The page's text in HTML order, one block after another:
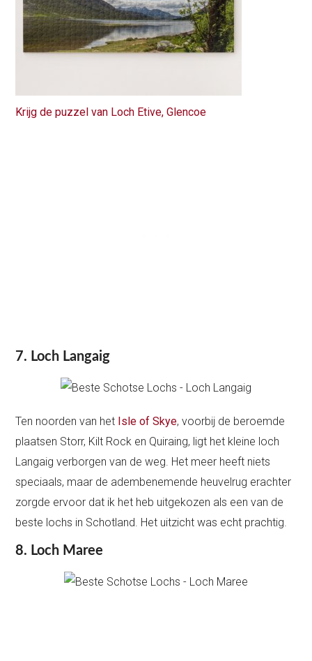
Krijg de puzzel van Loch Etive, Glencoe
7. Loch Langaig
Ten noorden van het Isle of Skye, voorbij de beroemde
plaatsen Storr, Kilt Rock en Quiraing, ligt het kleine loch
Langaig verborgen van de weg. Het meer heeft niets
speciaals, maar de adembenemende heuvelrug erachter
zorgde ervoor dat ik het heb uitgekozen als een van de
beste lochs in Schotland. Het uitzicht was echt prachtig.
8. Loch Maree